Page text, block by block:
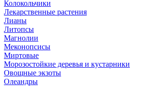
Колокольчики
Лекарственные растения
Лианы
Литопсы
Магнолии
Меконопсисы
Миртовые
Морозостойкие деревья и кустарники
Овощные экзоты
Олеандры